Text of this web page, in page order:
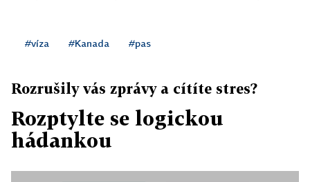
#víza #Kanada #pas
Rozrušily vás zprávy a cítíte stres?
Rozptylte se logickou
hádankou